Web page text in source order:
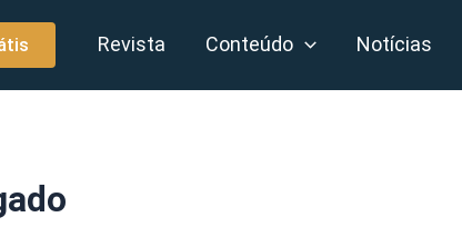
Revista Conteúdo Notícias